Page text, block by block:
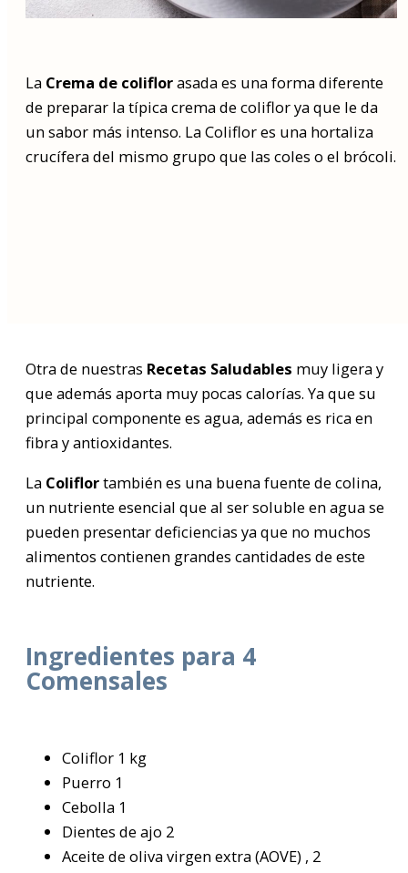
La Crema de coliflorasada es una forma diferente
de preparar la típica crema de coliflor ya que le da
un sabor más intenso. La Coliflor es una hortaliza
crucífera del mismo grupo que las coles o el brócoli.
Otra de nuestras Recetas Saludables muy ligera y
que además aporta muy pocas calorías. Ya que su
principal componente es agua, además es rica en
fibra y antioxidantes.
La Coliflortambién es una buena fuente de colina,
un nutriente esencial que al ser soluble en agua se
pueden presentar deficiencias ya que no muchos
alimentos contienen grandes cantidades de este
nutriente.
Ingredientes para 4
Comensales
Coliflor 1 kg
Puerro 1
Cebolla 1
Dientes de ajo 2
Aceite de oliva virgen extra (AOVE) , 2
por: